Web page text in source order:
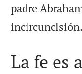
padre
incircuncisión.
La fe es